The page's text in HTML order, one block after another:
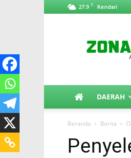
27.9 C Kendari
DAERAH
Beranda Berita